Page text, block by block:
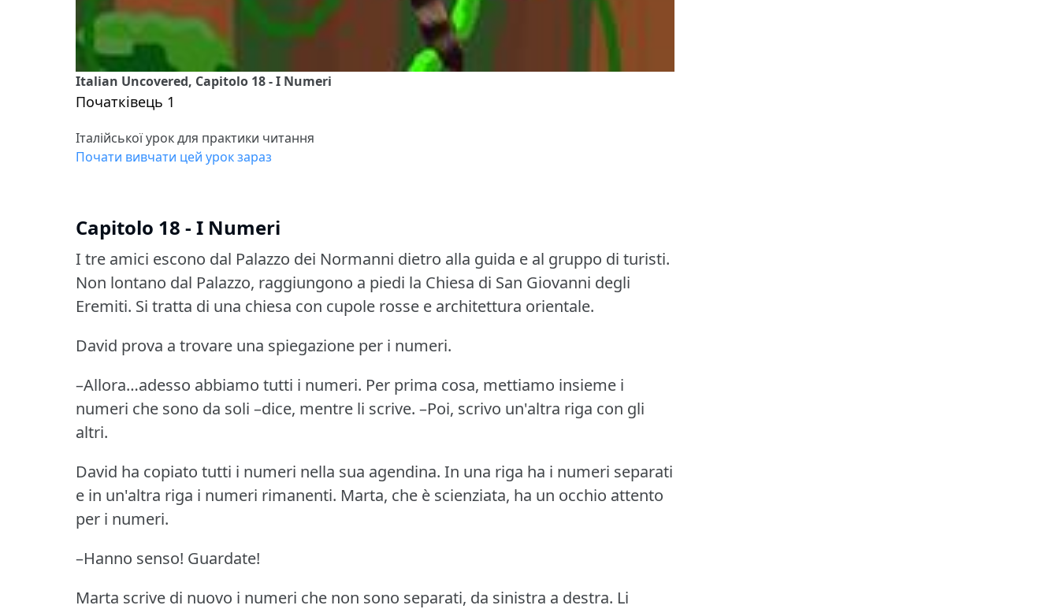
Italian Uncovered, Capitolo 18 - I Numeri
Початківець 1
Італійської урок для практики читання
Почати вивчати цей урок зараз
Capitolo 18 - I Numeri
I tre amici escono dal Palazzo dei Normanni dietro alla guida e al gruppo di turisti.
Non lontano dal Palazzo, raggiungono a piedi la Chiesa di San Giovanni degli
Eremiti. Si tratta di una chiesa con cupole rosse e architettura orientale.
David prova a trovare una spiegazione per i numeri.
–Allora…adesso abbiamo tutti i numeri. Per prima cosa, mettiamo insieme i
numeri che sono da soli –dice, mentre li scrive. –Poi, scrivo un'altra riga con gli
altri.
David ha copiato tutti i numeri nella sua agendina. In una riga ha i numeri separati
e in un'altra riga i numeri rimanenti. Marta, che è scienziata, ha un occhio attento
per i numeri.
–Hanno senso! Guardate!
Marta scrive di nuovo i numeri che non sono separati, da sinistra a destra. Li